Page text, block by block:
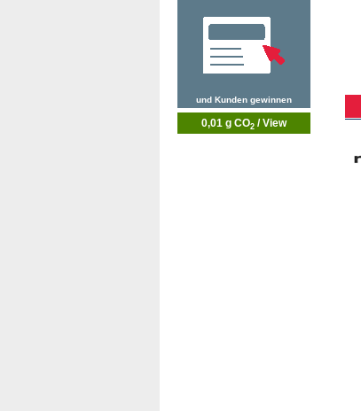
und Kunden gewinnen
0,01 g CO2 / View